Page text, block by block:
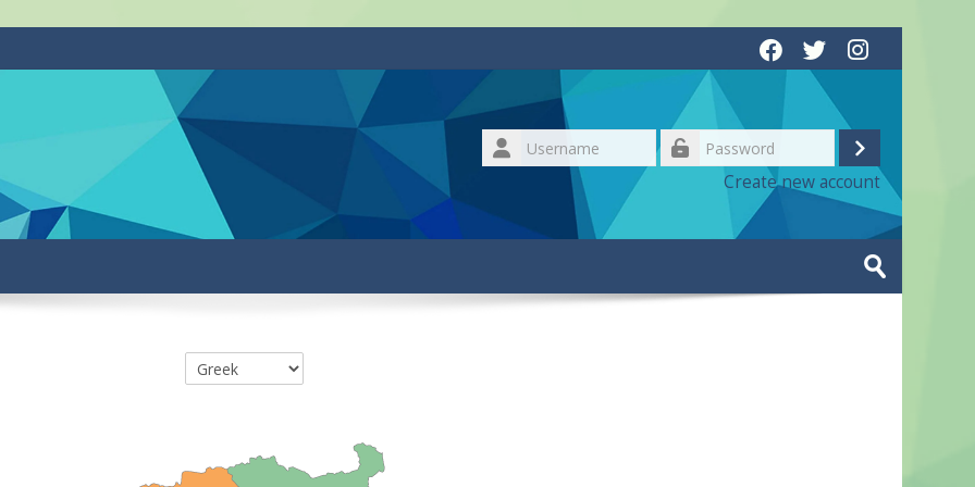
Username
Log
in
Create new account
Submit
Course categories